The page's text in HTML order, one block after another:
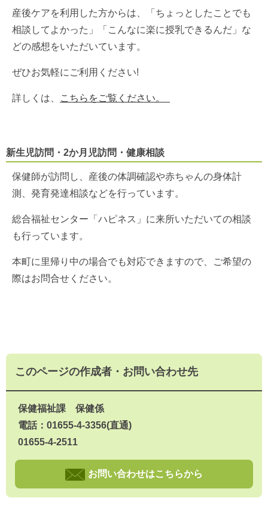
産後ケアを利用した方からは、「ちょっとしたことでも
相談してよかった」「こんなに楽に授乳できるんだ」な
どの感想をいただいています。
ぜひお気軽にご利用ください!
詳しくは、 こちらをご覧ください。
新生児訪問・2か月児訪問・健康相談
保健師が訪問し、産後の体調確認や赤ちゃんの身体計
測、発育発達相談などを行っています。
総合福祉センター「ハピネス」に来所いただいての相談
も行っています。
本町に里帰り中の場合でも対応できますので、ご希望の
際はお問合せください。
このページの作成者・お問い合わせ先
保健福祉課 保健係
電話：01655-4-3356(直通)
01655-4-2511
お問い合わせはこちらから